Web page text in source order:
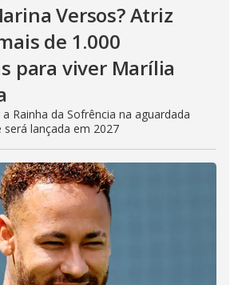
Versos? Atriz
de 1.000
para viver Marília
Rainha da Sofrência na aguardada
lançada em 2027